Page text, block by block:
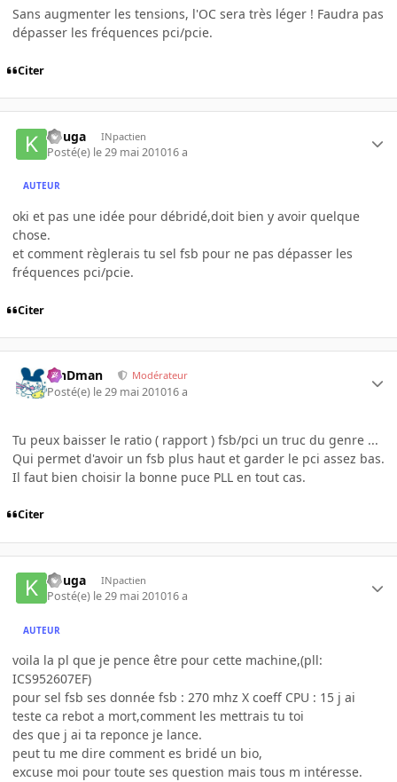
Sans augmenter les tensions, l'OC sera très léger ! Faudra pas
dépasser les fréquences pci/pcie.
Citer
kouga INpactien
Posté(e) le 29 mai 201016 a
AUTEUR
oki et pas une idée pour débridé,doit bien y avoir quelque
chose.
et comment règlerais tu sel fsb pour ne pas dépasser les
fréquences pci/pcie.
Citer
RinDman Modérateur
Posté(e) le 29 mai 201016 a
Tu peux baisser le ratio ( rapport ) fsb/pci un truc du genre ...
Qui permet d'avoir un fsb plus haut et garder le pci assez bas.
Il faut bien choisir la bonne puce PLL en tout cas.
Citer
kouga INpactien
Posté(e) le 29 mai 201016 a
AUTEUR
voila la pl que je pence être pour cette machine,(pll:
ICS952607EF)
pour sel fsb ses donnée fsb : 270 mhz X coeff CPU : 15 j ai
teste ca rebot a mort,comment les mettrais tu toi
des que j ai ta reponce je lance.
peut tu me dire comment es bridé un bio,
excuse moi pour toute ses question mais tous m intéresse.